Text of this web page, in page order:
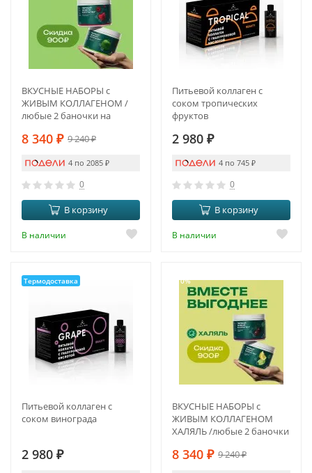
ВКУСНЫЕ НАБОРЫ с
ЖИВЫМ КОЛЛАГЕНОМ /
любые 2 баночки на
желанию
8 340 ₽ 9 240₽
4 по 2085 ₽
0
В корзину
В наличии
Питьевой коллаген с
соком тропических
фруктов
2 980 ₽
4 по 745 ₽
0
В корзину
В наличии
Термодоставка
Питьевой коллаген с
соком винограда
2 980 ₽
-10%
ВКУСНЫЕ НАБОРЫ с
ЖИВЫМ КОЛЛАГЕНОМ
ХАЛЯЛЬ /любые 2 баночки
8 340 ₽ 9 240₽